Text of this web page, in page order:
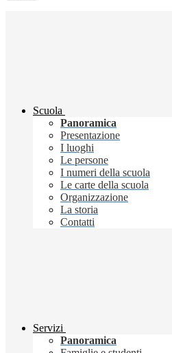
Scuola
Panoramica
Presentazione
I luoghi
Le persone
I numeri della scuola
Le carte della scuola
Organizzazione
La storia
Contatti
Servizi
Panoramica